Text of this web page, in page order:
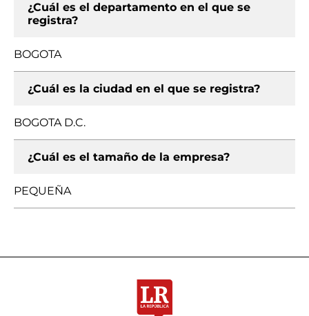
¿Cuál es el departamento en el que se
registra?
BOGOTA
¿Cuál es la ciudad en el que se registra?
BOGOTA D.C.
¿Cuál es el tamaño de la empresa?
PEQUEÑA